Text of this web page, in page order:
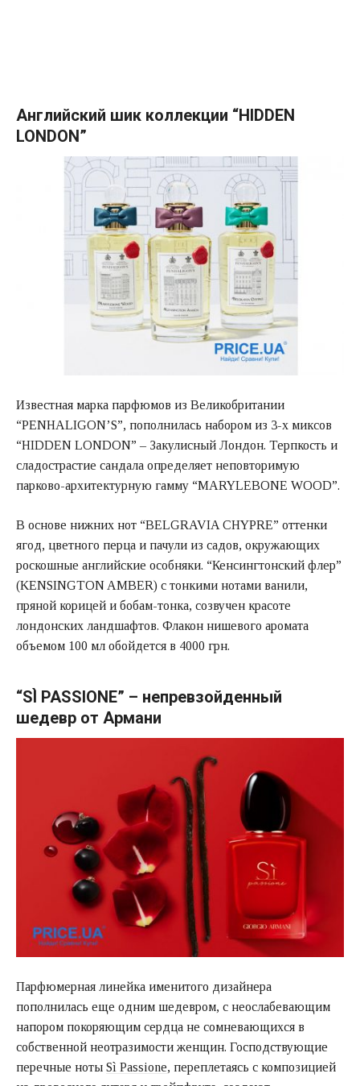
Английский шик коллекции “HIDDEN
LONDON”
Известная марка парфюмов из Великобритании
“PENHALIGON’S”, пополнилась набором из 3-х миксов
“HIDDEN LONDON” – Закулисный Лондон. Терпкость и
сладострастие сандала определяет неповторимую
парково-архитектурную гамму “MARYLEBONE WOOD”.
В основе нижних нот “BELGRAVIA CHYPRE” оттенки
ягод, цветного перца и пачули из садов, окружающих
роскошные английские особняки. “Кенсингтонский флер”
(KENSINGTON AMBER) с тонкими нотами ванили,
пряной корицей и бобам-тонка, созвучен красоте
лондонских ландшафтов. Флакон нишевого аромата
объемом 100 мл обойдется в 4000 грн.
“SÌ PASSIONE” – непревзойденный
шедевр от Армани
Парфюмерная линейка именитого дизайнера
пополнилась еще одним шедевром, с неослабевающим
напором покоряющим сердца не сомневающихся в
собственной неотразимости женщин. Господствующие
перечные ноты Sì Passione, переплетаясь с композицией